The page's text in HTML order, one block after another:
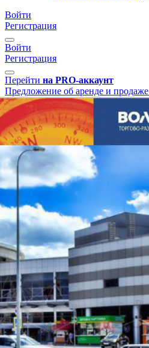
Войти
Регистрация
Войти
Регистрация
Перейти на PRO-аккаунт
Предложение об аренде и продаже